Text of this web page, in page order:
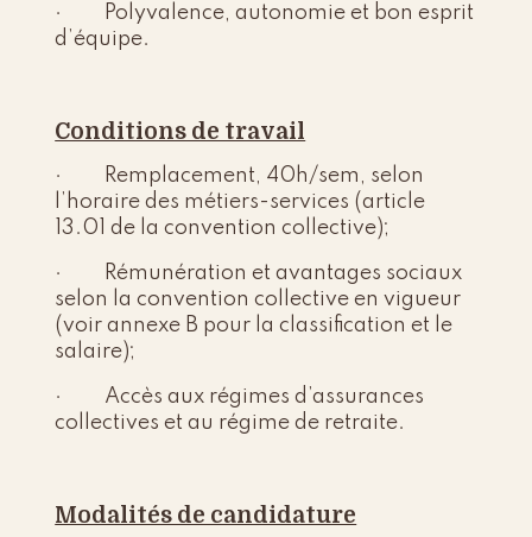
· Polyvalence, autonomie et bon esprit
d’équipe.
Conditions de travail
· Remplacement, 40h/sem, selon
l’horaire des métiers-services (article
13.01 de la convention collective);
· Rémunération et avantages sociaux
selon la convention collective en vigueur
(voir annexe B pour la classification et le
salaire);
· Accès aux régimes d’assurances
collectives et au régime de retraite.
Modalités de candidature